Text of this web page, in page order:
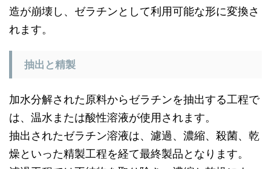
造が崩壊し、ゼラチンとして利用可能な形に変換さ
れます。
抽出と精製
加水分解された原料からゼラチンを抽出する工程で
は、温水または酸性溶液が使用されます。
抽出されたゼラチン溶液は、濾過、濃縮、殺菌、乾
燥といった精製工程を経て最終製品となります。